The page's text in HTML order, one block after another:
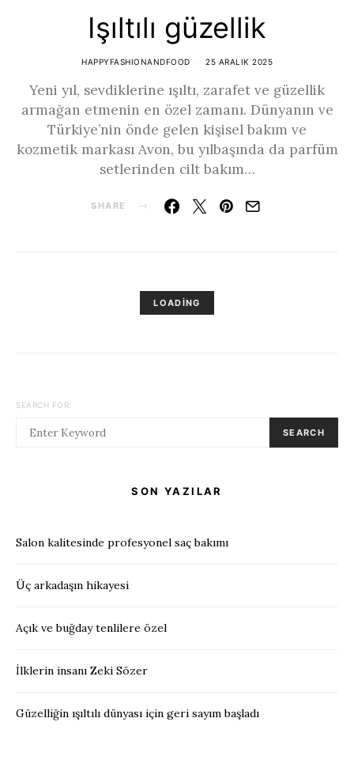
Işıltılı güzellik
HAPPYFASHIONANDFOOD 25 ARALIK 2025
Yeni yıl, sevdiklerine ışıltı, zarafet ve güzellik
armağan etmenin en özel zamanı. Dünyanın ve
Türkiye’nin önde gelen kişisel bakım ve
kozmetik markası Avon, bu yılbaşında da parfüm
setlerinden cilt bakım…
SHARE
LOADING
SEARCH FOR:
SEARCH
SON YAZILAR
Salon kalitesinde profesyonel saç bakımı
Üç arkadaşın hikayesi
Açık ve buğday tenlilere özel
İlklerin insanı Zeki Sözer
Güzelliğin ışıltılı dünyası için geri sayım başladı